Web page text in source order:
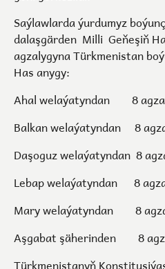
Saýlawlarda ýurdumyz
dalaşgärden Milli Geňeşiň
agzalygyna Türkmenistan
Has anygy:
Ahal welaýatyndan 8
Balkan welaýatyndan 8
Daşoguz welaýatyndan 8
Lebap welaýatyndan 8
Mary welaýatyndan 8
Aşgabat şäherinden 8